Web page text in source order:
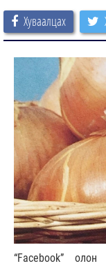
Хуваалцах
“Facebook”